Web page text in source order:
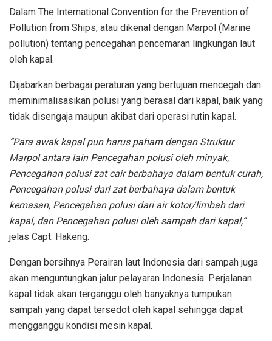
Dalam The International Convention for the Prevention of
Pollution from Ships, atau dikenal dengan Marpol (Marine
pollution) tentang pencegahan pencemaran lingkungan laut
oleh kapal.
Dijabarkan berbagai peraturan yang bertujuan mencegah dan
meminimalisasikan polusi yang berasal dari kapal, baik yang
tidak disengaja maupun akibat dari operasi rutin kapal.
“Para awak kapal pun harus paham dengan Struktur
Marpol antara lain Pencegahan polusi oleh minyak,
Pencegahan polusi zat cair berbahaya dalam bentuk curah,
Pencegahan polusi dari zat berbahaya dalam bentuk
kemasan, Pencegahan polusi dari air kotor/limbah dari
kapal, dan Pencegahan polusi oleh sampah dari kapal,”
jelas Capt. Hakeng.
Dengan bersihnya Perairan laut Indonesia dari sampah juga
akan menguntungkan jalur pelayaran Indonesia. Perjalanan
kapal tidak akan terganggu oleh banyaknya tumpukan
sampah yang dapat tersedot oleh kapal sehingga dapat
mengganggu kondisi mesin kapal.